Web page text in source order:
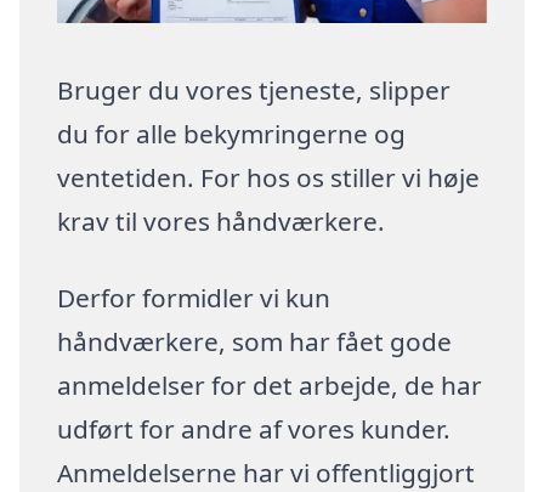
Bruger du vores tjeneste, slipper
du for alle bekymringerne og
ventetiden. For hos os stiller vi høje
krav til vores håndværkere.
Derfor formidler vi kun
håndværkere, som har fået gode
anmeldelser for det arbejde, de har
udført for andre af vores kunder.
Anmeldelserne har vi offentliggjort